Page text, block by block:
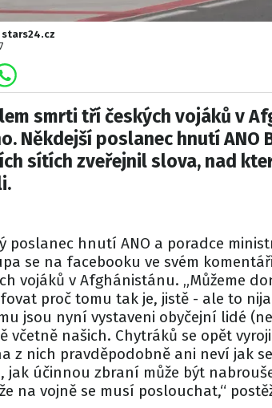
stars24.cz
Sdílet
smrti tří českých vojáků v
Někdejší poslanec hnutí ANO
sítích zveřejnil slova, nad
poslanec hnutí ANO a poradce
se na facebooku ve svém
vojáků v Afghánistánu. „Můžeme
proč tomu tak je, jistě - ale to
jsou nyní vystaveni obyčejní lidé
včetně našich. Chytráků se opět
z nich pravděpodobně ani neví jak
jak účinnou zbraní může být
na vojně se musí poslouchat,“